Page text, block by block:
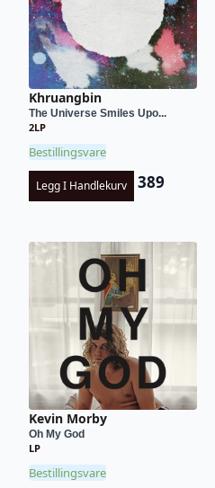
Khruangbin
The Universe Smiles Upo...
2LP
Bestillingsvare
Legg I Handlekurv 389
Kevin Morby
Oh My God
LP
Bestillingsvare